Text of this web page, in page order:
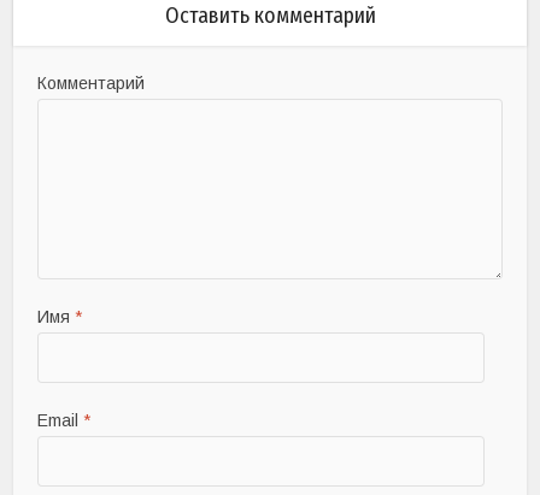
Оставить комментарий
Комментарий
Имя *
Email *